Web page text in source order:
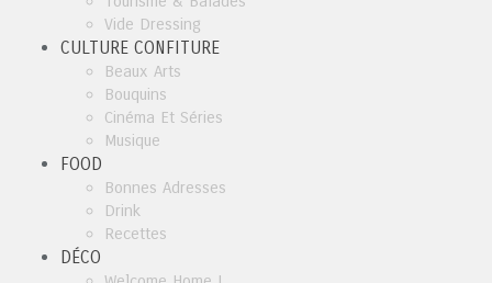
Vide Dressing
CULTURE CONFITURE
Beaux Arts
Bouquins
Cinéma Et Séries
Musique
FOOD
Bonnes Adresses
Drink
Recettes
DÉCO